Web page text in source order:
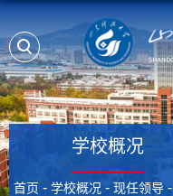
学校概况
首页 - 学校概况 - 现任领导 -